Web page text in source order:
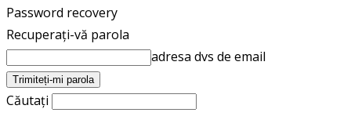
Password recovery
Recuperați-vă parola
adresa dvs de email
Căutați